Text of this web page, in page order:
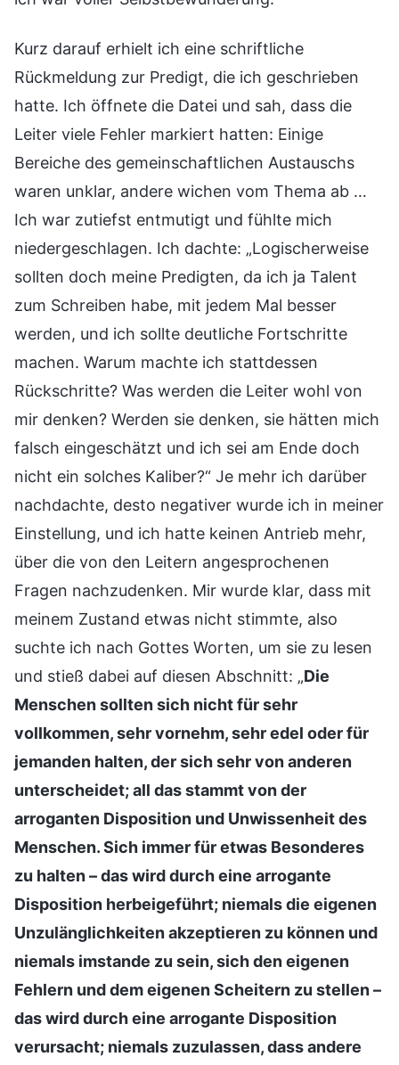
Kurz darauf erhielt ich eine schriftliche
Rückmeldung zur Predigt, die ich geschrieben
hatte. Ich öffnete die Datei und sah, dass die
Leiter viele Fehler markiert hatten: Einige
Bereiche des gemeinschaftlichen Austauschs
waren unklar, andere wichen vom Thema ab …
Ich war zutiefst entmutigt und fühlte mich
niedergeschlagen. Ich dachte: „Logischerweise
sollten doch meine Predigten, da ich ja Talent
zum Schreiben habe, mit jedem Mal besser
werden, und ich sollte deutliche Fortschritte
machen. Warum machte ich stattdessen
Rückschritte? Was werden die Leiter wohl von
mir denken? Werden sie denken, sie hätten mich
falsch eingeschätzt und ich sei am Ende doch
nicht ein solches Kaliber?“ Je mehr ich darüber
nachdachte, desto negativer wurde ich in meiner
Einstellung, und ich hatte keinen Antrieb mehr,
über die von den Leitern angesprochenen
Fragen nachzudenken. Mir wurde klar, dass mit
meinem Zustand etwas nicht stimmte, also
suchte ich nach Gottes Worten, um sie zu lesen
und stieß dabei auf diesen Abschnitt: „Die
Menschen sollten sich nicht für sehr
vollkommen, sehr vornehm, sehr edel oder für
jemanden halten, der sich sehr von anderen
unterscheidet; all das stammt von der
arroganten Disposition und Unwissenheit des
Menschen. Sich immer für etwas Besonderes
zu halten – das wird durch eine arrogante
Disposition herbeigeführt; niemals die eigenen
Unzulänglichkeiten akzeptieren zu können und
niemals imstande zu sein, sich den eigenen
Fehlern und dem eigenen Scheitern zu stellen –
das wird durch eine arrogante Disposition
verursacht; niemals zuzulassen, dass andere